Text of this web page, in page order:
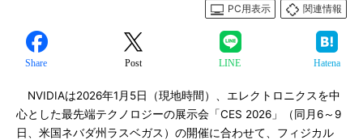
PC用表示
関連情報
Share Post LINE Hatena
NVIDIAは2026年1月5日（現地時間）、エレクトロニクスを中
心とした最先端テクノロジーの展示会「CES 2026」（同月6～9
日、米国ネバダ州ラスベガス）の開催に合わせて、フィジカル